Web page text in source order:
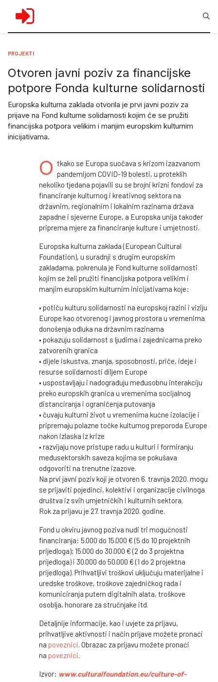
PROJEKTI
Otvoren javni poziv za financijske
potpore Fonda kulturne solidarnosti
Europska kulturna zaklada otvorila je prvi javni poziv za
prijave na Fond kulturne solidarnosti kojim će se pružiti
financijska potpora velikim i manjim europskim kulturnim
inicijativama.
O tkako se Europa suočava s krizom izazvanom
pandemijom COVID-19 bolesti, u proteklih
nekoliko tjedana pojavili su se brojni krizni fondovi za
financiranje kulturnog i kreativnog sektora na
državnim, regionalnim i lokalnim razinama država
zapadne i sjeverne Europe, a Europska unija također
priprema mjere za financiranje kulture i umjetnosti.
Europska kulturna zaklada (European Cultural
Foundation), u suradnji s drugim europskim
zakladama, pokrenula je Fond kulturne solidarnosti
kojim se želi pružiti financijska potpora velikim i
manjim europskim kulturnim inicijativama koje:
• potiču kulturu solidarnosti na europskoj razini i viziju
Europe kao otvorenog i javnog prostora u vremenima
donošenja odluka na državnim razinama
• pokazuju solidarnost s ljudima i zajednicama preko
zatvorenih granica
• dijele iskustva, znanja, sposobnosti, priče, ideje i
resurse solidarnosti diljem Europe
• uspostavljaju i nadograđuju međusobnu interakciju
preko europskih granica u vremenima socijalnog
distanciranja i ograničenja putovanja
• čuvaju kulturni život u vremenima kućne izolacije i
pripremaju polazne točke kulturnog preporoda Europe
nakon izlaska iz krize
• razvijaju nove pristupe radu u kulturi i formiranju
međusektorskih saveza kojima se pokušava
odgovoriti na trenutne izazove.
Na prvi javni poziv koji je otvoren 6. travnja 2020. mogu
se prijaviti pojedinci, kolektivi i organizacije civilnoga
društva iz svih umjetničkih i kulturnih sektora.
Rok za prijavu je 27. travnja 2020. godine.
Fond u okviru javnog poziva nudi tri mogućnosti
financiranja: 5.000 do 15.000 € (5 do 10 projektnih
prijedloga); 15.000 do 30.000 € (2 do 3 projektna
prijedloga) i 30.000 do 50.000 € (1 do 2 projektna
prijedloga). Prihvatljivi troškovi uključuju materijalne i
uredske troškove, troškove zajedničkog rada i
komuniciranja putem digitalnih alata, troškove
osoblja, honorare za stručnjake itd.
Detaljnije informacije, kao i uvjete za prijavu,
prihvatljive aktivnosti i način prijave možete pronaći
na poveznici. Obrazac za prijavu možete pronaći
na poveznici.
Izvor: www.culturalfoundation.eu/culture-of-